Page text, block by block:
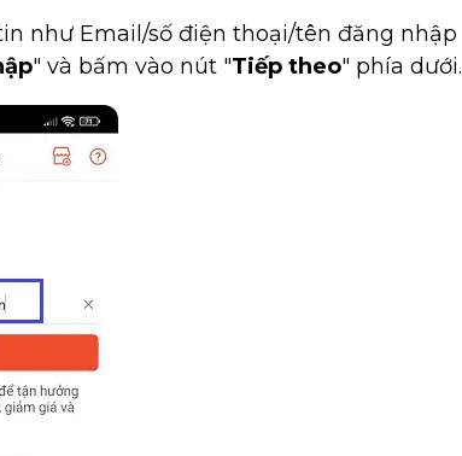
như Email/số điện thoại/tên đăng nhập
" và bấm vào nút "Tiếp theo" phía dưới.